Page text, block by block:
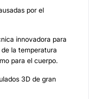
por el
innovadora para
la temperatura
para el cuerpo.
3D de gran